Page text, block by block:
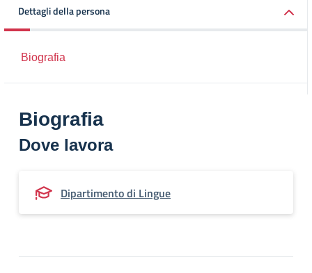
Dettagli della persona
Biografia
Biografia
Dove lavora
Dipartimento di Lingue